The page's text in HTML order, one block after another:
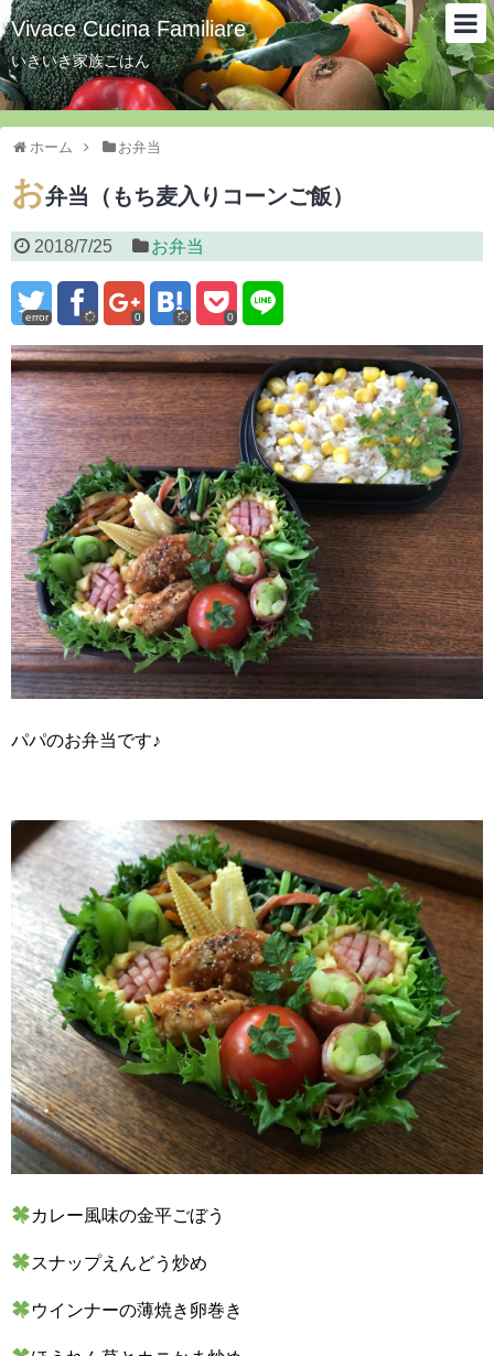
Vivace Cucina Familiare
いきいき家族ごはん
ホーム お弁当
お弁当（もち麦入りコーンご飯）
2018/7/25 お弁当
error 0 0
パパのお弁当です♪
カレー風味の金平ごぼう
スナップえんどう炒め
ウインナーの薄焼き卵巻き